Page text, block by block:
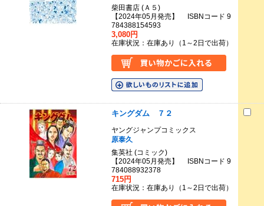
柴田書店 (Ａ５)
【2024年05月発売】 ISBNコード 9
784388154593
3,080円
在庫状況：在庫あり（1～2日で出荷）
キングダム ７２
ヤングジャンプコミックス
原泰久
集英社 (コミック)
【2024年05月発売】 ISBNコード 9
784088932378
715円
在庫状況：在庫あり（1～2日で出荷）